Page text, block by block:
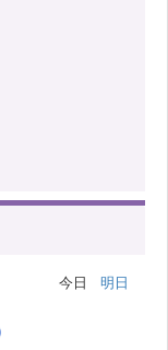
今日 明日